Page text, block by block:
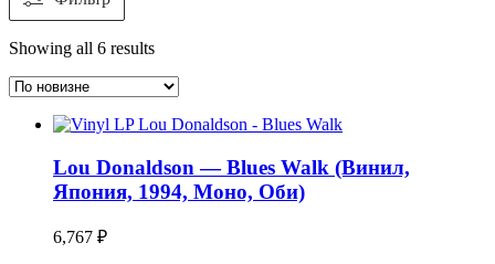
Showing all 6 results
Lou Donaldson — Blues Walk (Винил,
Япония, 1994, Моно, Оби)
6,767 ₽